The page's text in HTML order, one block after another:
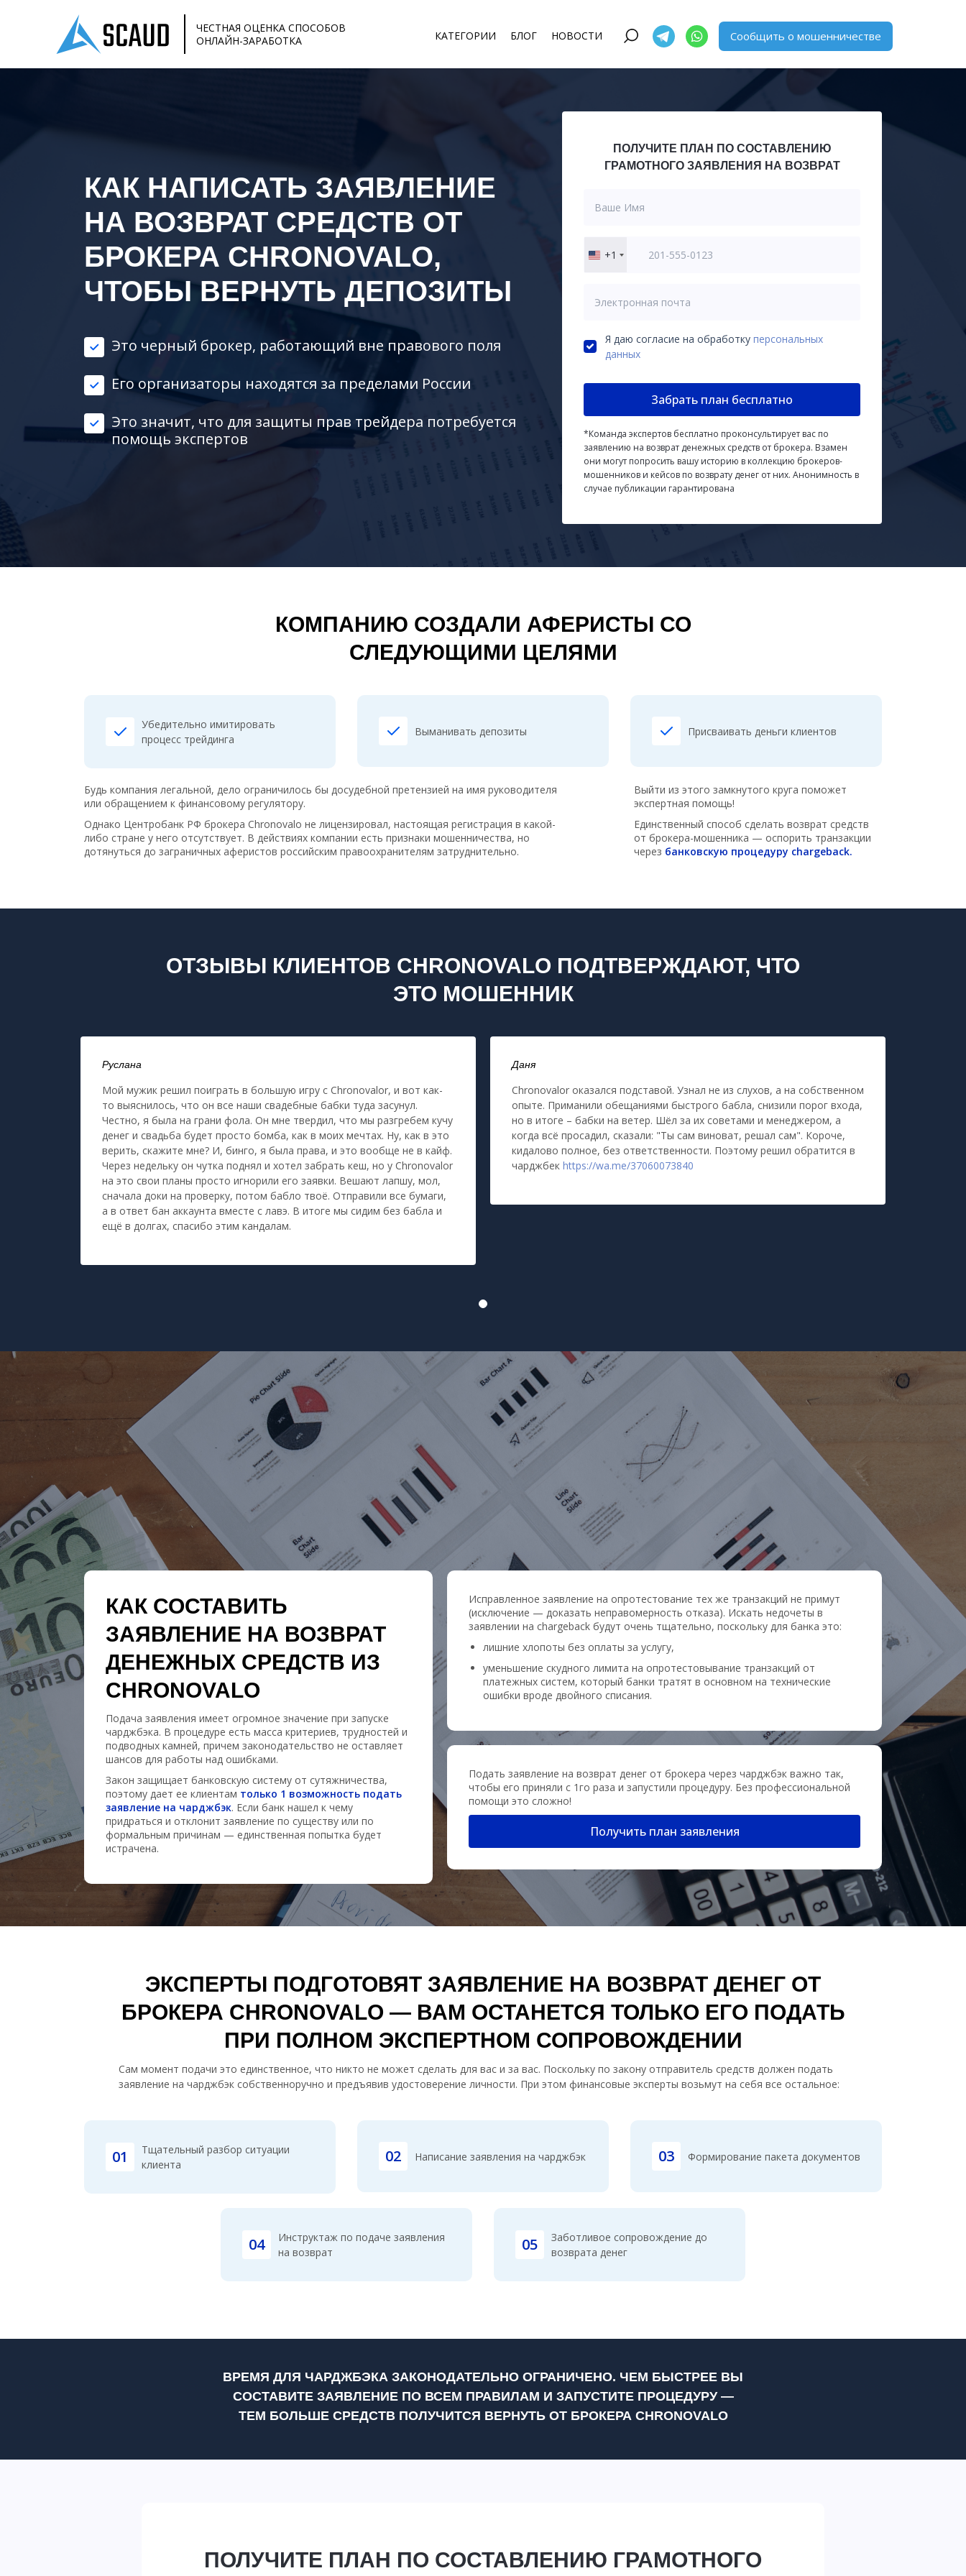
ЧЕСТНАЯ ОЦЕНКА СПОСОБОВ
ОНЛАЙН-ЗАРАБОТКА
КАТЕГОРИИ БЛОГ НОВОСТИ Сообщить о мошенничестве
КАК НАПИСАТЬ ЗАЯВЛЕНИЕ
НА ВОЗВРАТ СРЕДСТВ ОТ
БРОКЕРА CHRONOVALO,
ЧТОБЫ ВЕРНУТЬ ДЕПОЗИТЫ
Это черный брокер, работающий вне правового поля
Его организаторы находятся за пределами России
Это значит, что для защиты прав трейдера потребуется
помощь экспертов
ПОЛУЧИТЕ ПЛАН ПО СОСТАВЛЕНИЮ
ГРАМОТНОГО ЗАЯВЛЕНИЯ НА ВОЗВРАТ
United
+1
Я даю согласие на обработку персональных
данных
Забрать план бесплатно
*Команда экспертов бесплатно проконсультирует вас по
заявлению на возврат денежных средств от брокера. Взамен
они могут попросить вашу историю в коллекцию брокеров-
мошенников и кейсов по возврату денег от них. Анонимность в
случае публикации гарантирована
КОМПАНИЮ СОЗДАЛИ АФЕРИСТЫ СО
СЛЕДУЮЩИМИ ЦЕЛЯМИ
Убедительно имитировать
процесс трейдинга
Выманивать депозиты Присваивать деньги клиентов
Будь компания легальной, дело ограничилось бы досудебной претензией на имя руководителя
или обращением к финансовому регулятору.
Однако Центробанк РФ брокера Chronovalo не лицензировал, настоящая регистрация в какой-
либо стране у него отсутствует. В действиях компании есть признаки мошенничества, но
дотянуться до заграничных аферистов российским правоохранителям затруднительно.
Выйти из этого замкнутого круга поможет
экспертная помощь!
Единственный способ сделать возврат средств
от брокера-мошенника — оспорить транзакции
через банковскую процедуру chargeback.
ОТЗЫВЫ КЛИЕНТОВ CHRONOVALO ПОДТВЕРЖДАЮТ, ЧТО
ЭТО МОШЕННИК
Руслана
Мой мужик решил поиграть в большую игру с Chronovalor, и вот как-
то выяснилось, что он все наши свадебные бабки туда засунул.
Честно, я была на грани фола. Он мне твердил, что мы разгребем кучу
денег и свадьба будет просто бомба, как в моих мечтах. Ну, как в это
верить, скажите мне? И, бинго, я была права, и это вообще не в кайф.
Через недельку он чутка поднял и хотел забрать кеш, но у Chronovalor
на это свои планы просто игнорили его заявки. Вешают лапшу, мол,
сначала доки на проверку, потом бабло твоё. Отправили все бумаги,
а в ответ бан аккаунта вместе с лавэ. В итоге мы сидим без бабла и
ещё в долгах, спасибо этим кандалам.
Даня
Chronovalor оказался подставой. Узнал не из слухов, а на собственном
опыте. Приманили обещаниями быстрого бабла, снизили порог входа,
но в итоге – бабки на ветер. Шёл за их советами и менеджером, а
когда всё просадил, сказали: "Ты сам виноват, решал сам". Короче,
кидалово полное, без ответственности. Поэтому решил обратится в
чарджбек https://wa.me/37060073840
КАК СОСТАВИТЬ
ЗАЯВЛЕНИЕ НА ВОЗВРАТ
ДЕНЕЖНЫХ СРЕДСТВ ИЗ
CHRONOVALO
Подача заявления имеет огромное значение при запуске
чарджбэка. В процедуре есть масса критериев, трудностей и
подводных камней, причем законодательство не оставляет
шансов для работы над ошибками.
Закон защищает банковскую систему от сутяжничества,
поэтому дает ее клиентам только 1 возможность подать
заявление на чарджбэк. Если банк нашел к чему
придраться и отклонит заявление по существу или по
формальным причинам — единственная попытка будет
истрачена.
Исправленное заявление на опротестование тех же транзакций не примут
(исключение — доказать неправомерность отказа). Искать недочеты в
заявлении на chargeback будут очень тщательно, поскольку для банка это:
лишние хлопоты без оплаты за услугу,
уменьшение скудного лимита на опротестовывание транзакций от
платежных систем, который банки тратят в основном на технические
ошибки вроде двойного списания.
Подать заявление на возврат денег от брокера через чарджбэк важно так,
чтобы его приняли с 1го раза и запустили процедуру. Без профессиональной
помощи это сложно!
Получить план заявления
ЭКСПЕРТЫ ПОДГОТОВЯТ ЗАЯВЛЕНИЕ НА ВОЗВРАТ ДЕНЕГ ОТ
БРОКЕРА CHRONOVALO — ВАМ ОСТАНЕТСЯ ТОЛЬКО ЕГО ПОДАТЬ
ПРИ ПОЛНОМ ЭКСПЕРТНОМ СОПРОВОЖДЕНИИ
Сам момент подачи это единственное, что никто не может сделать для вас и за вас. Поскольку по закону отправитель средств должен подать
заявление на чарджбэк собственноручно и предъявив удостоверение личности. При этом финансовые эксперты возьмут на себя все остальное:
01
Тщательный разбор ситуации
клиента
02 Написание заявления на чарджбэк 03 Формирование пакета документов
04
Инструктаж по подаче заявления
на возврат
05
Заботливое сопровождение до
возврата денег
ВРЕМЯ ДЛЯ ЧАРДЖБЭКА ЗАКОНОДАТЕЛЬНО ОГРАНИЧЕНО. ЧЕМ БЫСТРЕЕ ВЫ
СОСТАВИТЕ ЗАЯВЛЕНИЕ ПО ВСЕМ ПРАВИЛАМ И ЗАПУСТИТЕ ПРОЦЕДУРУ —
ТЕМ БОЛЬШЕ СРЕДСТВ ПОЛУЧИТСЯ ВЕРНУТЬ ОТ БРОКЕРА CHRONOVALO
ПОЛУЧИТЕ ПЛАН ПО СОСТАВЛЕНИЮ ГРАМОТНОГО